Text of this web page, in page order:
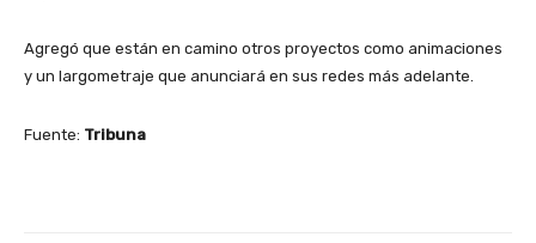
Agregó que están en camino otros proyectos como animaciones
y un largometraje que anunciará en sus redes más adelante.
Fuente: Tribuna